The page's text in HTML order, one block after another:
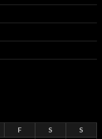
F S
S